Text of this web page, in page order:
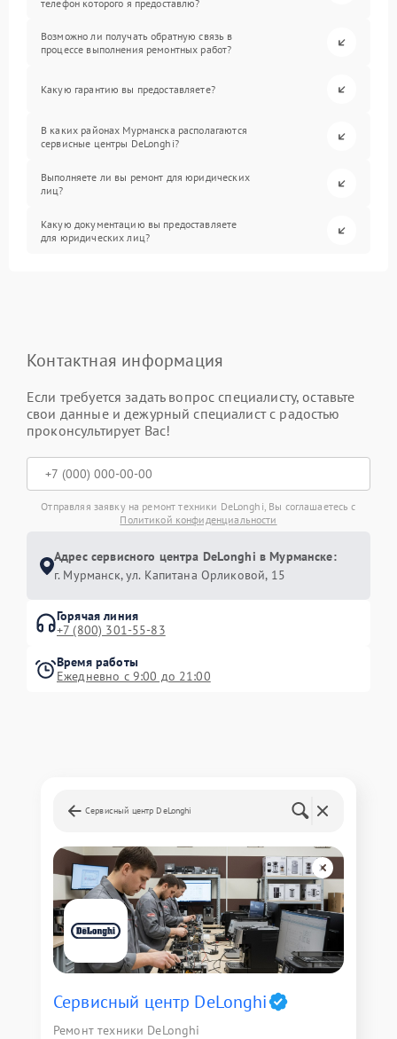
телефон которого я предоставлю?
Возможно ли получать обратную связь в
процессе выполнения ремонтных работ?
Какую гарантию вы предоставляете?
В каких районах Мурманска располагаются
сервисные центры DeLonghi?
Выполняете ли вы ремонт для юридических
лиц?
Какую документацию вы предоставляете
для юридических лиц?
Контактная информация
Если требуется задать вопрос специалисту, оставьте
свои данные и дежурный специалист с радостью
проконсультирует Вас!
Отправляя заявку на ремонт техники DeLonghi, Вы соглашаетесь с
Политикой конфиденциальности
Адрес сервисного центра DeLonghi в Мурманске:
г. Мурманск, ул. Капитана Орликовой, 15
Горячая линия
+7 (800) 301-55-83
Время работы
Ежедневно с 9:00 до 21:00
Сервисный центр DeLonghi
Сервисный центр DeLonghi
Ремонт техники DeLonghi